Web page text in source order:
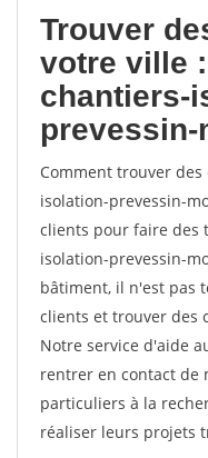
Trouver
votre ville
chantiers-
prevessin-
Comment trouver
isolation-prevessin-
clients pour faire des
isolation-prevessin-
bâtiment, il n'est pas
clients et trouver des
Notre service d'aide
rentrer en contact de
particuliers à la
réaliser leurs projets